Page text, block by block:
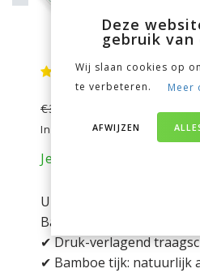
€369,00 €319,00
Incl. btw
Je bespaart nu 50 euro
Ultra comfortabel
Bamboe tijk.
✔ Druk-verlagend
✔ Bamboe tijk: natuurlijk
Deze
gebruik van
Wij slaan cookies op
te verbeteren.
Meer
AFWIJZEN